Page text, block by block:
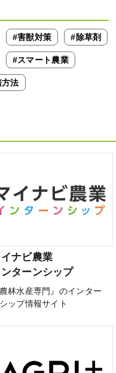
#害獣対策 #除草剤
#スマート農業
法
ナビ農業
ターンシップ
農林水産専門』のインター
ップ情報サイト